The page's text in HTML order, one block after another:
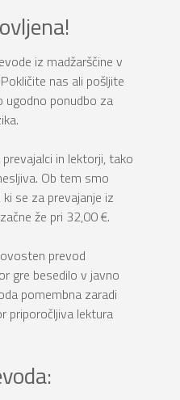
iz madžarščine v
nas ali pošljite
ugodno ponudbo za
in lektorji, tako
Ob tem smo
se za prevajanje iz
že pri 32,00 €.
prevod
gre besedilo v javno
pomembna zaradi
priporočljiva lektura